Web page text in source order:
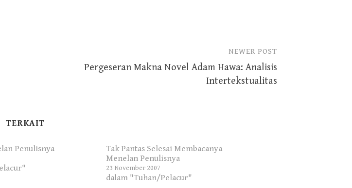
NEWER POST
Pergeseran Makna Novel Adam Hawa: Analisis
Intertekstualitas
TERKAIT
Penulisnya
Tak Pantas Selesai Membacanya
Menelan Penulisnya
23 November 2007
dalam "Tuhan/Pelacur"